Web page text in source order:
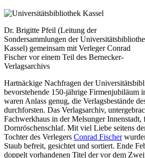
Dr. Brigitte Pfeil (Leitung der
Sondersammlungen der
Kassel) gemeinsam mit Verleger Conrad
Fischer vor einem Teil des Bernecker-
Verlagsarchivs
Hartnäckige Nachfragen der
bevorstehende 150-jährige Firmenjubiläum
waren Anlass genug, die Verlagsbestände
durchforsten. Das Verlagsarchiv,
Fachwerkhaus in der Melsunger Innenstadt,
Dornröschenschlaf. Mit viel Liebe seitens
Tochter des Verlegers Conrad Fischer
Staub befreit, gesichtet und sortiert. Ende
doppelt vorhandenen Titel der vor dem